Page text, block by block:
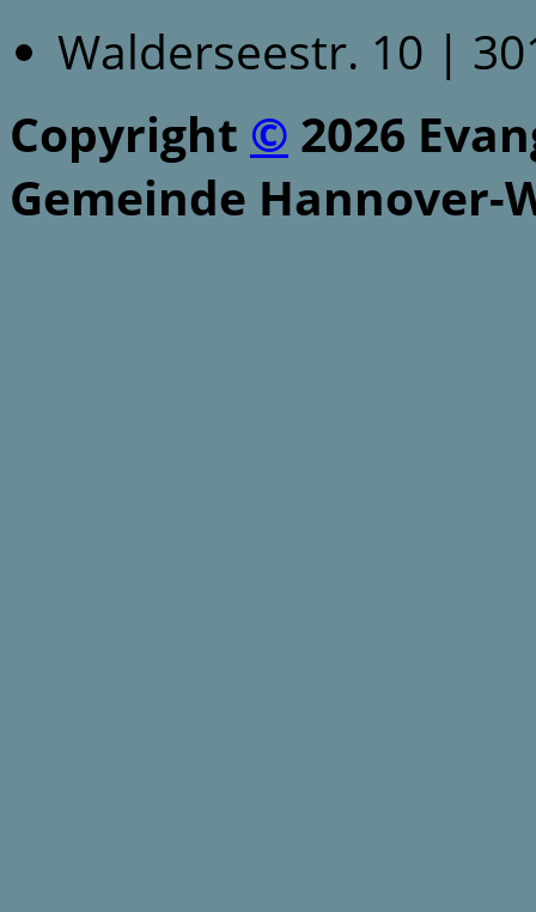
Walderseestr. 10 |
Copyright © 2026
Gemeinde Hannover-